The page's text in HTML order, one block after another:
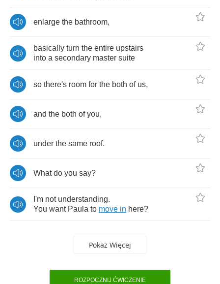
enlarge the bathroom,
basically turn the entire upstairs
into a secondary master suite
so there's room for the both of us,
and the both of you,
under the same roof.
What do you say?
I'm not understanding.
You want Paula to move in here?
Pokaż Więcej
ROZPOCZNIJ ĆWICZENIE